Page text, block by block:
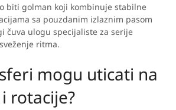
biti golman koji kombinuje stabilne
sa pouzdanim izlaznim pasom
čuva ulogu specijaliste za serije
ritma.
mogu uticati na
rotacije?